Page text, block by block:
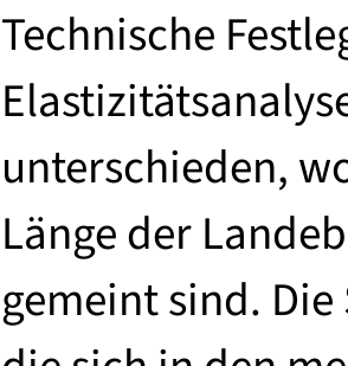
Technische
unterschieden,
Länge der
gemeint sind.